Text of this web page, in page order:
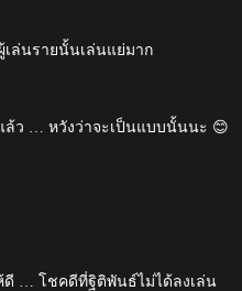
ล่นรายนั้นเล่นแย่มาก
ล้ว … หวังว่าจะเป็นแบบนั้นนะ 😊
ดี … โชคดีที่ฐิติพันธ์ไม่ได้ลงเล่น